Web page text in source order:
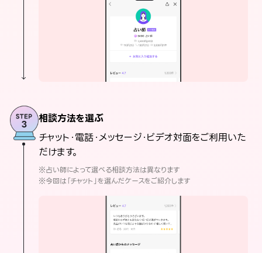
相談方法を選ぶ
チャット・電話・メッセージ・ビデオ対面をご利用いた
だけます。
※占い師によって選べる相談方法は異なります
※今回は「チャット」を選んだケースをご紹介します